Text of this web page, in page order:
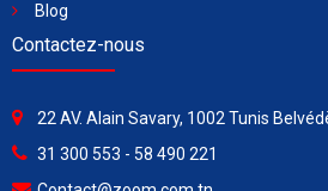
Blog
Contactez-nous
22 AV. Alain Savary, 1002 Tunis
31 300 553 - 58 490 221